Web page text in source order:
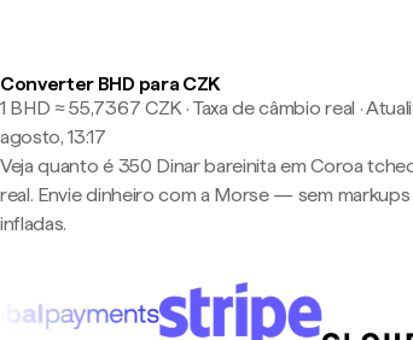
Converter BHD para CZK
1 BHD ≈ 55,7367 CZK · Taxa de câmbio real ·
agosto, 13:17
Veja quanto é 350 Dinar bareinita em Coroa
real. Envie dinheiro com a Morse — sem
infladas.